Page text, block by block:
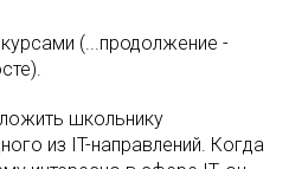
(...продолжение -
школьнику
из IT-направлений. Когда